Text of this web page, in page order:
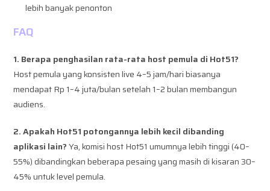
lebih banyak penonton
FAQ
1. Berapa penghasilan rata-rata host pemula di Hot51?
Host pemula yang konsisten live 4–5 jam/hari biasanya
mendapat Rp 1–4 juta/bulan setelah 1–2 bulan membangun
audiens.
2. Apakah Hot51 potongannya lebih kecil dibanding
aplikasi lain?Ya, komisi host Hot51 umumnya lebih tinggi (40–
55%) dibandingkan beberapa pesaing yang masih di kisaran 30–
45% untuk level pemula.